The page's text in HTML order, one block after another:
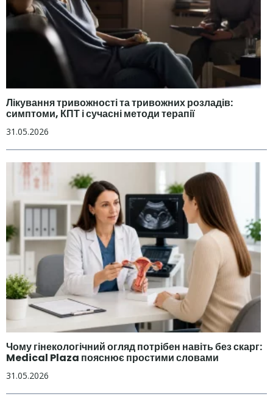
Лікування тривожності та тривожних розладів:
симптоми, КПТ і сучасні методи терапії
31.05.2026
Чому гінекологічний огляд потрібен навіть без скарг:
Medical Plaza пояснює простими словами
31.05.2026